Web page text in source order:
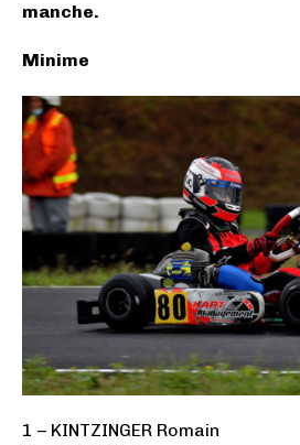
manche.
Minime
1 – KINTZINGER Romain